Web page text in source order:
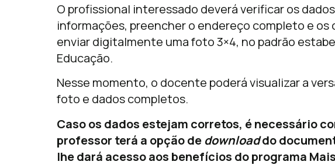
O profissional interessado deverá verificar os
informações, preencher o endereço completo e
enviar digitalmente uma foto 3×4, no padrão
Educação.
Nesse momento, o docente poderá visualizar a
foto e dados completos.
Caso os dados estejam corretos, é necessário
professor terá a opção de downloaddo
lhe dará acesso aos benefícios do programa